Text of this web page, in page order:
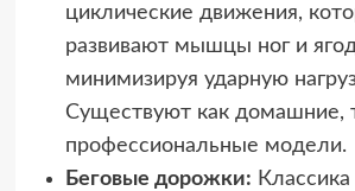
циклические движения,
развивают мышцы ног и
минимизируя ударную
Существуют как домашние,
профессиональные модели.
Беговые дорожки: